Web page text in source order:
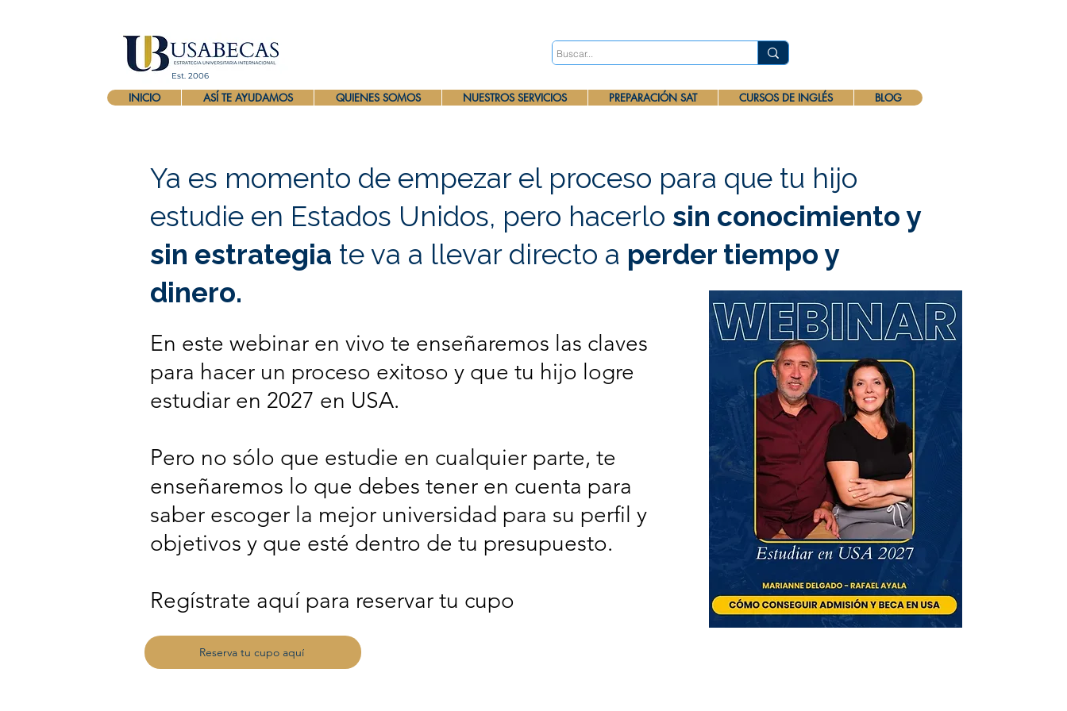
Est. 2006
INICIO ASÍ TE AYUDAMOS QUIENES SOMOS NUESTROS SERVICIOS PREPARACIÓN SAT CURSOS DE INGLÉS BLOG
Ya es momento de empezar el proceso para que tu hijo
estudie en Estados Unidos, pero hacerlo sin conocimiento y
sin estrategia te va a llevar directo a perder tiempo y
dinero.
En este webinar en vivo te enseñaremos las claves
para hacer un proceso exitoso y que tu hijo logre
estudiar en 2027 en USA.
Pero no sólo que estudie en cualquier parte, te
enseñaremos lo que debes tener en cuenta para
saber escoger la mejor universidad para su perfil y
objetivos y que esté dentro de tu presupuesto.
Regístrate aquí para reservar tu cupo
Reserva tu cupo aquí